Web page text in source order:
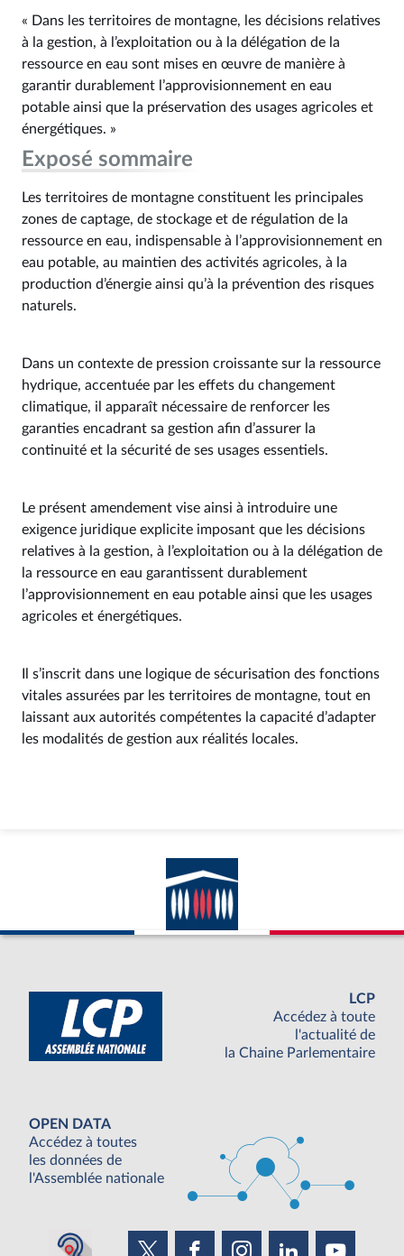
« Dans les territoires de montagne, les décisions relatives
à la gestion, à l’exploitation ou à la délégation de la
ressource en eau sont mises en œuvre de manière à
garantir durablement l’approvisionnement en eau
potable ainsi que la préservation des usages agricoles et
énergétiques. »
Exposé sommaire
Les territoires de montagne constituent les principales
zones de captage, de stockage et de régulation de la
ressource en eau, indispensable à l’approvisionnement en
eau potable, au maintien des activités agricoles, à la
production d’énergie ainsi qu’à la prévention des risques
naturels.
Dans un contexte de pression croissante sur la ressource
hydrique, accentuée par les effets du changement
climatique, il apparaît nécessaire de renforcer les
garanties encadrant sa gestion afin d’assurer la
continuité et la sécurité de ses usages essentiels.
Le présent amendement vise ainsi à introduire une
exigence juridique explicite imposant que les décisions
relatives à la gestion, à l’exploitation ou à la délégation de
la ressource en eau garantissent durablement
l’approvisionnement en eau potable ainsi que les usages
agricoles et énergétiques.
Il s’inscrit dans une logique de sécurisation des fonctions
vitales assurées par les territoires de montagne, tout en
laissant aux autorités compétentes la capacité d’adapter
les modalités de gestion aux réalités locales.
LCP
Accédez à toute
l'actualité de
la Chaine Parlementaire
OPEN DATA
Accédez à toutes
les données de
l'Assemblée nationale